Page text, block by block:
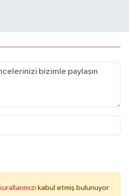
kabul etmiş bulunuyor